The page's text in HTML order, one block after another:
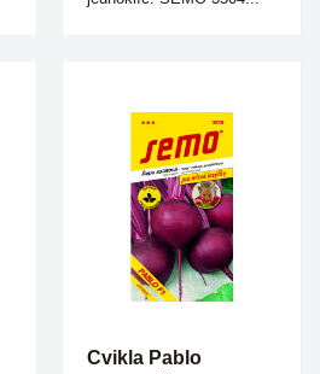
Cvikla Pablo